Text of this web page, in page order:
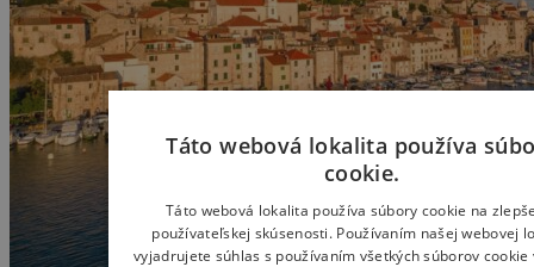
Táto webová lokalita používa
cookie.
Táto webová lokalita používa súbory cookie na
používateľskej skúsenosti. Používaním našej webovej
vyjadrujete súhlas s používaním všetkých súborov cookie